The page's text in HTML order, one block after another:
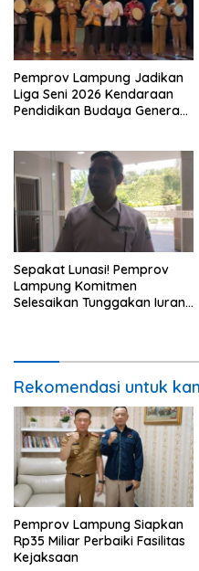
Pemprov Lampung Jadikan
Liga Seni 2026 Kendaraan
Pendidikan Budaya Generasi
Sepakat Lunasi! Pemprov
Lampung Komitmen
Selesaikan Tunggakan Iuran
Rekomendasi untuk
Pemprov Lampung Siapkan
Rp35 Miliar Perbaiki Fasilitas
Kejaksaan